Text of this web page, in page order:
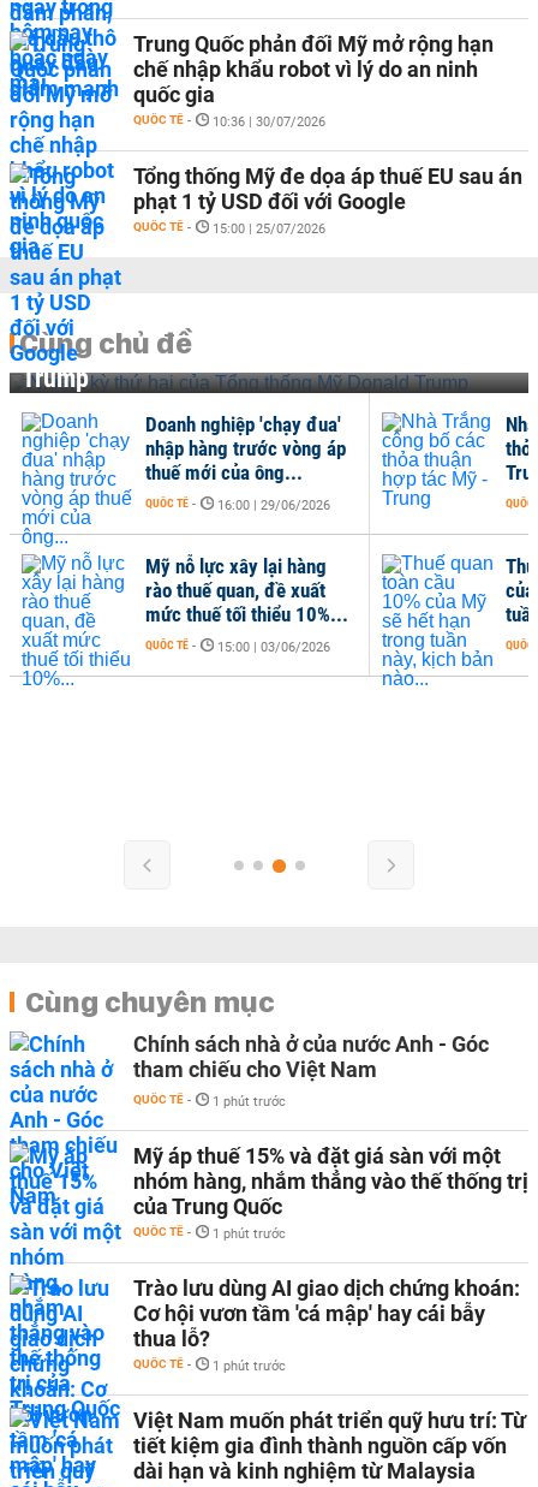
Trung Quốc phản đối Mỹ mở rộng hạn
chế nhập khẩu robot vì lý do an ninh
quốc gia
QUỐC TẾ - 10:36 | 30/07/2026
Tổng thống Mỹ đe dọa áp thuế EU sau án
phạt 1 tỷ USD đối với Google
QUỐC TẾ - 15:00 | 25/07/2026
Cùng chủ đề
Nhiệm kỳ thứ hai của Tổng thống Mỹ Donald
Trump
QUỐC
Doanh nghiệp 'chạy đua'
nhập hàng trước vòng áp
thuế mới của ông...
QUỐC TẾ - 16:00 | 29/06/2026
Mỹ nỗ lực xây lại hàng
rào thuế quan, đề xuất
mức thuế tối thiểu 10%...
QUỐC TẾ - 15:00 | 03/06/2026
QUỐC
Cùng chuyên mục
Chính sách nhà ở của nước Anh - Góc
tham chiếu cho Việt Nam
QUỐC TẾ - 1 phút trước
Mỹ áp thuế 15% và đặt giá sàn với một
nhóm hàng, nhắm thẳng vào thế thống trị
của Trung Quốc
QUỐC TẾ - 1 phút trước
Trào lưu dùng AI giao dịch chứng khoán:
Cơ hội vươn tầm 'cá mập' hay cái bẫy
thua lỗ?
QUỐC TẾ - 1 phút trước
Việt Nam muốn phát triển quỹ hưu trí: Từ
tiết kiệm gia đình thành nguồn cấp vốn
dài hạn và kinh nghiệm từ Malaysia